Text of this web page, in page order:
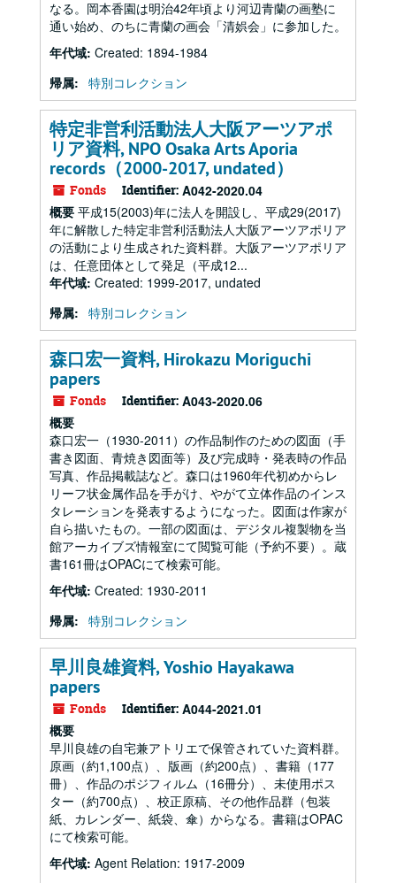
なる。岡本香園は明治42年頃より河辺青蘭の画塾に
通い始め、のちに青蘭の画会「清娯会」に参加した。
年代域: Created: 1894-1984
帰属: 特別コレクション
特定非営利活動法人大阪アーツアポ
リア資料, NPO Osaka Arts Aporia
records（2000-2017, undated）
Fonds Identifier: A042-2020.04
概要 平成15(2003)年に法人を開設し、平成29(2017)
年に解散した特定非営利活動法人大阪アーツアポリア
の活動により生成された資料群。大阪アーツアポリア
は、任意団体として発足（平成12...
年代域: Created: 1999-2017, undated
帰属: 特別コレクション
森口宏一資料, Hirokazu Moriguchi
papers
Fonds Identifier: A043-2020.06
概要
森口宏一（1930-2011）の作品制作のための図面（手
書き図面、青焼き図面等）及び完成時・発表時の作品
写真、作品掲載誌など。森口は1960年代初めからレ
リーフ状金属作品を手がけ、やがて立体作品のインス
タレーションを発表するようになった。図面は作家が
自ら描いたもの。一部の図面は、デジタル複製物を当
館アーカイブズ情報室にて閲覧可能（予約不要）。蔵
書161冊はOPACにて検索可能。
年代域: Created: 1930-2011
帰属: 特別コレクション
早川良雄資料, Yoshio Hayakawa
papers
Fonds Identifier: A044-2021.01
概要
早川良雄の自宅兼アトリエで保管されていた資料群。
原画（約1,100点）、版画（約200点）、書籍（177
冊）、作品のポジフィルム（16冊分）、未使用ポス
ター（約700点）、校正原稿、その他作品群（包装
紙、カレンダー、紙袋、傘）からなる。書籍はOPAC
にて検索可能。
年代域: Agent Relation: 1917-2009